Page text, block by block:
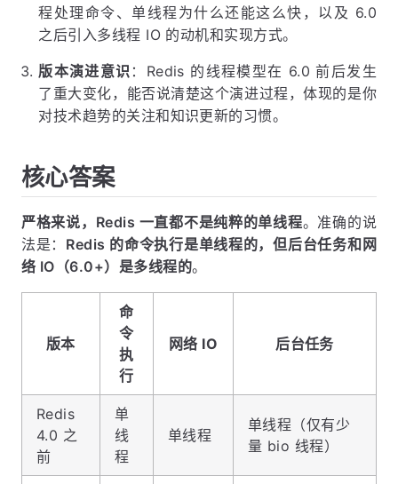
程处理命令、单线程为什么还能这么快，以及 6.0
之后引入多线程 IO 的动机和实现方式。
版本演进意识 ：Redis 的线程模型在 6.0 前后发生
了重大变化，能否说清楚这个演进过程，体现的是你
对技术趋势的关注和知识更新的习惯。
核心答案
严格来说，Redis 一直都不是纯粹的单线程。准确的说
法是： Redis 的命令执行是单线程的，但后台任务和网
络 IO（6.0+）是多线程的。
版本
命
令
执
行
网络 IO 后台任务
Redis
4.0 之
前
单
线
程
单线程
单线程（仅有少
量 bio 线程）